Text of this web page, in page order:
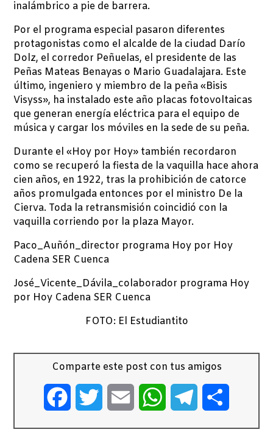
inalámbrico a pie de barrera.
Por el programa especial pasaron diferentes
protagonistas como el alcalde de la ciudad Darío
Dolz, el corredor Peñuelas, el presidente de las
Peñas Mateas Benayas o Mario Guadalajara. Este
último, ingeniero y miembro de la peña «Bisis
Visyss», ha instalado este año placas fotovoltaicas
que generan energía eléctrica para el equipo de
música y cargar los móviles en la sede de su peña.
Durante el «Hoy por Hoy» también recordaron
como se recuperó la fiesta de la vaquilla hace ahora
cien años, en 1922, tras la prohibición de catorce
años promulgada entonces por el ministro De la
Cierva. Toda la retransmisión coincidió con la
vaquilla corriendo por la plaza Mayor.
Paco_Auñón_director programa Hoy por Hoy
Cadena SER Cuenca
José_Vicente_Dávila_colaborador programa Hoy
por Hoy Cadena SER Cuenca
FOTO: El Estudiantito
Comparte este post con tus amigos
FacebookTwitter Email WhatsAppTelegram